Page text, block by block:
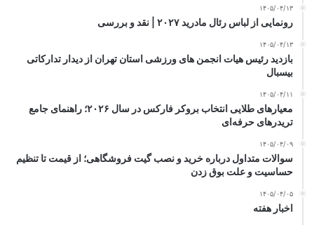
۱۴۰۵/۰۴/۱۳
رونمایی از لباس رئال مادرید ۲۰۲۷ | نقد و بررسی
۱۴۰۵/۰۴/۱۳
بازدید رئیس هیات انجمن های ورزشی استان تهران از دیدار تدارکاتی
بیسبال
۱۴۰۵/۰۴/۱۱
معیارهای طلایی انتخاب بروکر فارکس در سال ۲۰۲۶؛ راهنمای جامع
تریدرهای حرفه‌ای
۱۴۰۵/۰۴/۰۹
سوالات متداول درباره خرید و نصب گیت فروشگاهی؛ از قیمت تا تنظیم
حساسیت و علت بوق زدن
۱۴۰۵/۰۴/۰۵
اخبار هفته